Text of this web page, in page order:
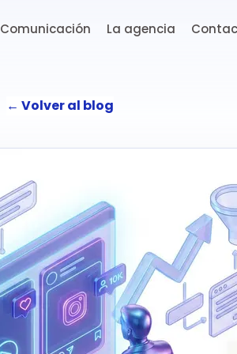
Comunicación La agencia
← Volver al blog